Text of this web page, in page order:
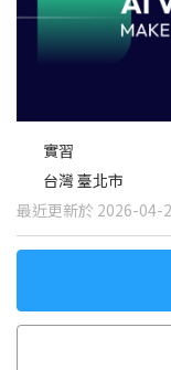
實習
台灣 臺北市
最近更新於 2026-04-